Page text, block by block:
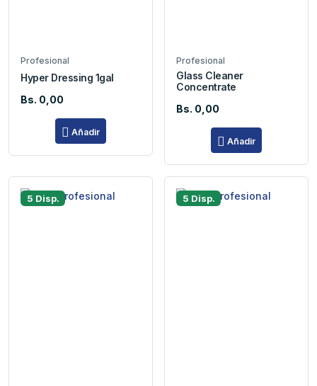
Profesional
Hyper Dressing 1gal
Bs. 0,00
Añadir
Profesional
Glass Cleaner
Concentrate
Bs. 0,00
Añadir
5 Disp. 5 Disp.